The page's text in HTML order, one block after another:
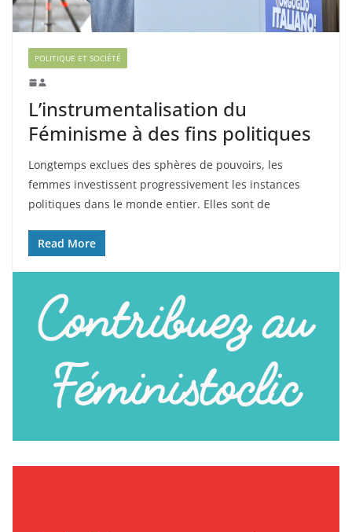
POLITIQUE ET SOCIÉTÉ
L’instrumentalisation du
Féminisme à des fins politiques
Longtemps exclues des sphères de pouvoirs, les
femmes investissent progressivement les instances
politiques dans le monde entier. Elles sont de
Read More